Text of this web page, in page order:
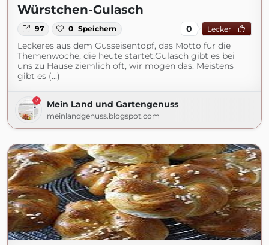
Würstchen-Gulasch
97 0 Speichern 0 Lecker
Leckeres aus dem Gusseisentopf, das Motto für die
Themenwoche, die heute startet.Gulasch gibt es bei
uns zu Hause ziemlich oft, wir mögen das. Meistens
gibt es (...)
Mein Land und Gartengenuss
meinlandgenuss.blogspot.com